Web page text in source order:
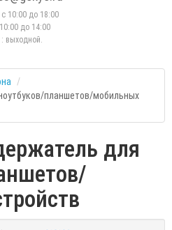
с 10:00 до 18:00
до 14:00
: выходной.
планшетов/мобильных
для